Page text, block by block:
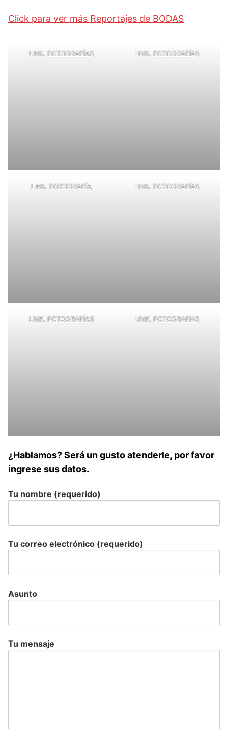
Click para ver más Reportajes de BODAS
LINK. FOTOGRAFÍAS LINK. FOTOGRAFÍAS
LINK. FOTOGRAFÍA LINK. FOTOGRAFÍAS
LINK. FOTOGRAFÍAS LINK. FOTOGRAFÍAS
¿Hablamos? Será un gusto atenderle, por favor
ingrese sus datos.
Tu nombre (requerido)
Tu correo electrónico (requerido)
Asunto
Tu mensaje